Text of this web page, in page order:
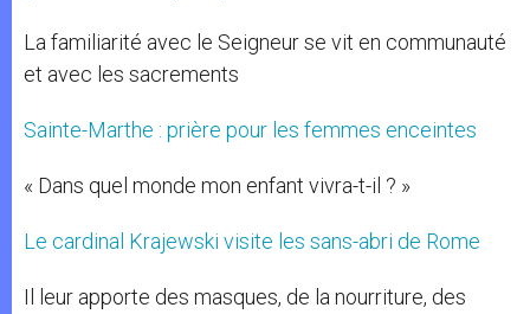
La familiarité avec le Seigneur se vit en communauté
et avec les sacrements
Sainte-Marthe : prière pour les femmes enceintes
« Dans quel monde mon enfant vivra-t-il ? »
Le cardinal Krajewski visite les sans-abri de Rome
Il leur apporte des masques, de la nourriture, des